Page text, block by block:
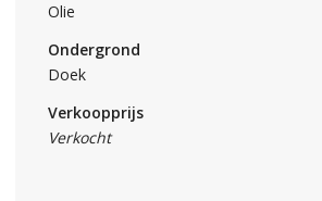
Olie
Ondergrond
Doek
Verkoopprijs
Verkocht